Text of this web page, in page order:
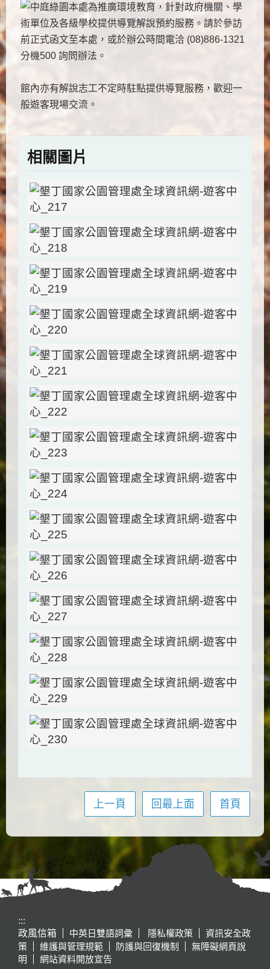
本處為推廣環境教育，針對政府機關、學
術單位及各級學校提供導覽解說預約服務。請於參訪
前正式函文至本處，或於辦公時間電洽 (08)886-1321
分機500 詢問辦法。
館內亦有解說志工不定時駐點提供導覽服務，歡迎一
般遊客現場交流。
相關圖片
上一頁 回最上面 首頁
:::
政風信箱
中英日雙語詞彙 隱私權政策
資訊安全政
策
維護與管理規範 防護與回復機制
無障礙網頁說
明
網站資料開放宣告